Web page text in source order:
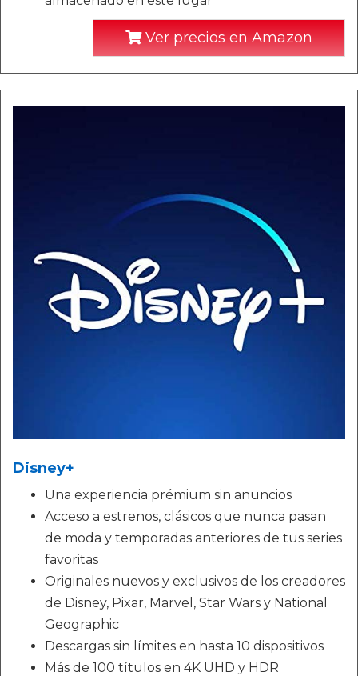
Ver precios en Amazon
Disney+
Una experiencia prémium sin anuncios
Acceso a estrenos, clásicos que nunca pasan
de moda y temporadas anteriores de tus series
favoritas
Originales nuevos y exclusivos de los creadores
de Disney, Pixar, Marvel, Star Wars y National
Geographic
Descargas sin límites en hasta 10 dispositivos
Más de 100 títulos en 4K UHD y HDR